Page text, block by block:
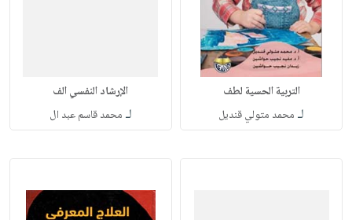
التربية الحسية لطف
لـ محمد متولي قنديل
الإرشاد النفسي الف
لـ محمد قاسم عبد ال